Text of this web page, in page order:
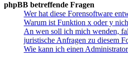
phpBB betreffende Fragen
Wer hat diese Forensoftware
Warum ist Funktion x oder y
An wen soll ich mich wenden,
juristische Anfragen zu diesem
Wie kann ich einen